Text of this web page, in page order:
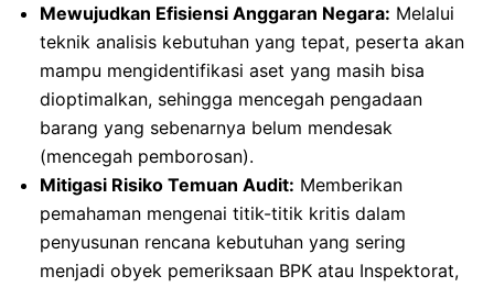
Mewujudkan Efisiensi Anggaran Negara: Melalui
teknik analisis kebutuhan yang tepat, peserta akan
mampu mengidentifikasi aset yang masih bisa
dioptimalkan, sehingga mencegah pengadaan
barang yang sebenarnya belum mendesak
(mencegah pemborosan).
Mitigasi Risiko Temuan Audit: Memberikan
pemahaman mengenai titik-titik kritis dalam
penyusunan rencana kebutuhan yang sering
menjadi obyek pemeriksaan BPK atau Inspektorat,